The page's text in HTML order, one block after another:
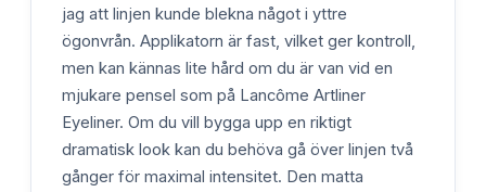
jag att linjen kunde blekna något i yttre
ögonvrån. Applikatorn är fast, vilket ger kontroll,
men kan kännas lite hård om du är van vid en
mjukare pensel som på Lancôme Artliner
Eyeliner. Om du vill bygga upp en riktigt
dramatisk look kan du behöva gå över linjen två
gånger för maximal intensitet. Den matta